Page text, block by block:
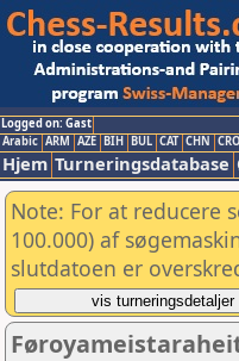
Logged on: Gast
Arabic ARM AZE BIH BUL CAT CHN CRO
Hjem Turneringsdatabase
Note: For at reducere
100.000) af
slutdatoen er